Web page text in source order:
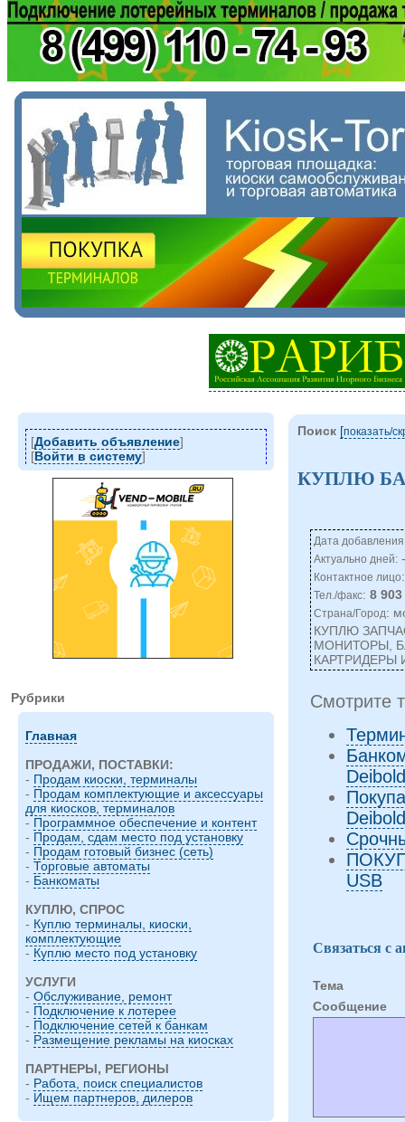
[Добавить объявление]
[Войти в систему]
Рубрики
Главная
ПРОДАЖИ, ПОСТАВКИ:
- Продам киоски, терминалы
- Продам комплектующие и аксессуары
для киосков, терминалов
- Программное обеспечение и контент
- Продам, сдам место под установку
- Продам готовый бизнес (сеть)
- Торговые автоматы
- Банкоматы
КУПЛЮ, СПРОС
- Куплю терминалы, киоски,
комплектующие
- Куплю место под установку
УСЛУГИ
- Обслуживание, ремонт
- Подключение к лотерее
- Подключение сетей к банкам
- Размещение рекламы на киосках
ПАРТНЕРЫ, РЕГИОНЫ
- Работа, поиск специалистов
- Ищем партнеров, дилеров
Поиск [показать/
КУПЛЮ
Дата
Актуально дней:-
Контактное лицо
Тел./факс: 8
Страна/Город:
КУПЛЮ
МОНИТОРЫ,
КАРТРИДЕРЫ
Смотрите
Deibold
USB
Связаться с
Тема
Cообщение